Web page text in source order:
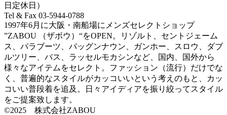
日定休日）
Tel & Fax 03-5944-0788
1997年6月に大阪・南船場にメンズセレクトショップ
”ZABOU （ザボウ）“をOPEN。リゾルト、セントジェーム
ス、パラブーツ、バッグンナウン、ガンホー、スロウ、ダブ
ルツリー、バス、ラッセルモカシンなど、国内、国外から
様々なアイテムをセレクト。ファッション（流行）だけでな
く、普遍的なスタイルがカッコいいという考えのもと、カッ
コいい普段着を追及。日々アイディアを振り絞ってスタイル
をご提案致します。
©2025 株式会社ZABOU